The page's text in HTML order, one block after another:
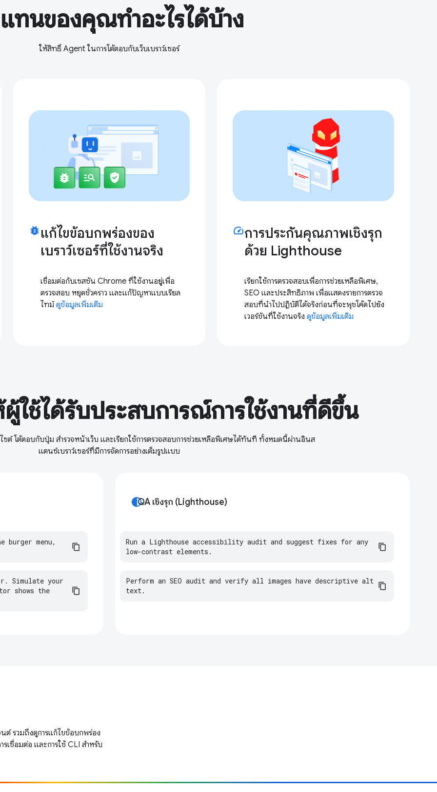
ทนของคุณทำอะไรได้บ้าง
ให้สิทธิ์ Agent ในการโต้ตอบกับเว็บเบราว์เซอร์
bug_report แก้ไขข้อบกพร่องของ
เบราว์เซอร์ที่ใช้งานจริง
เชื่อมต่อกับเซสชัน Chrome ที่ใช้งานอยู่เพื่อ
ตรวจสอบ หยุดชั่วคราว และแก้ปัญหาแบบเรียล
ไทม์ดูข้อมูลเพิ่มเติม
speedการประกันคุณภาพเชิงรุก
ด้วย Lighthouse
เรียกใช้การตรวจสอบเพื่อการช่วยเหลือพิเศษ,
SEO และประสิทธิภาพ เพื่อแสดงรายการตรวจ
สอบที่นำไปปฏิบัติได้จริงก่อนที่จะพุชโค้ดไปยัง
เวอร์ชันที่ใช้งานจริงดูข้อมูลเพิ่มเติม
ใช้ได้รับประสบการณ์การใช้งานที่ดีขึ้น
ต์ โต้ตอบกับปุ่ม สำรวจหน้าเว็บ และเรียกใช้การตรวจสอบการช่วยเหลือพิเศษได้ทันที ทั้งหมดนี้ผ่านอินส
แตนซ์เบราว์เซอร์ที่มีการจัดการอย่างเต็มรูปแบบ
burger menu,
. Simulate your
shows the
contrastQA เชิงรุก (Lighthouse)
Run a Lighthouse accessibility audit and suggest fixes for any
low-contrast elements.
Perform an SEO audit and verify all images have descriptive alt
text.
ต์ รวมถึงดูการแก้ไขข้อบกพร่อง
เชื่อมต่อ และการใช้ CLI สำหรับ